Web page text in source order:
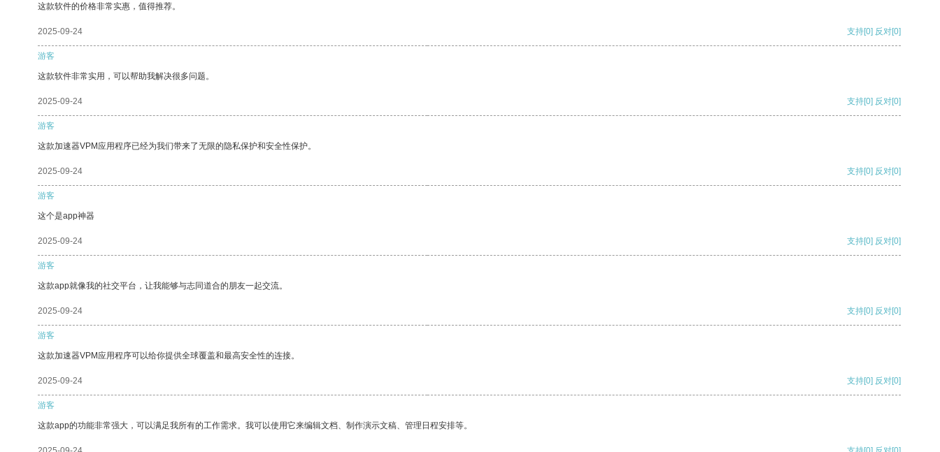
这款软件的价格非常实惠，值得推荐。
2025-09-24 支持[0] 反对[0]
游客
这款软件非常实用，可以帮助我解决很多问题。
2025-09-24 支持[0] 反对[0]
游客
这款加速器VPM应用程序已经为我们带来了无限的隐私保护和安全性保护。
2025-09-24 支持[0] 反对[0]
游客
这个是app神器
2025-09-24 支持[0] 反对[0]
游客
这款app就像我的社交平台，让我能够与志同道合的朋友一起交流。
2025-09-24 支持[0] 反对[0]
游客
这款加速器VPM应用程序可以给你提供全球覆盖和最高安全性的连接。
2025-09-24 支持[0] 反对[0]
游客
这款app的功能非常强大，可以满足我所有的工作需求。我可以使用它来编辑文档、制作演示文稿、管理日程安排等。